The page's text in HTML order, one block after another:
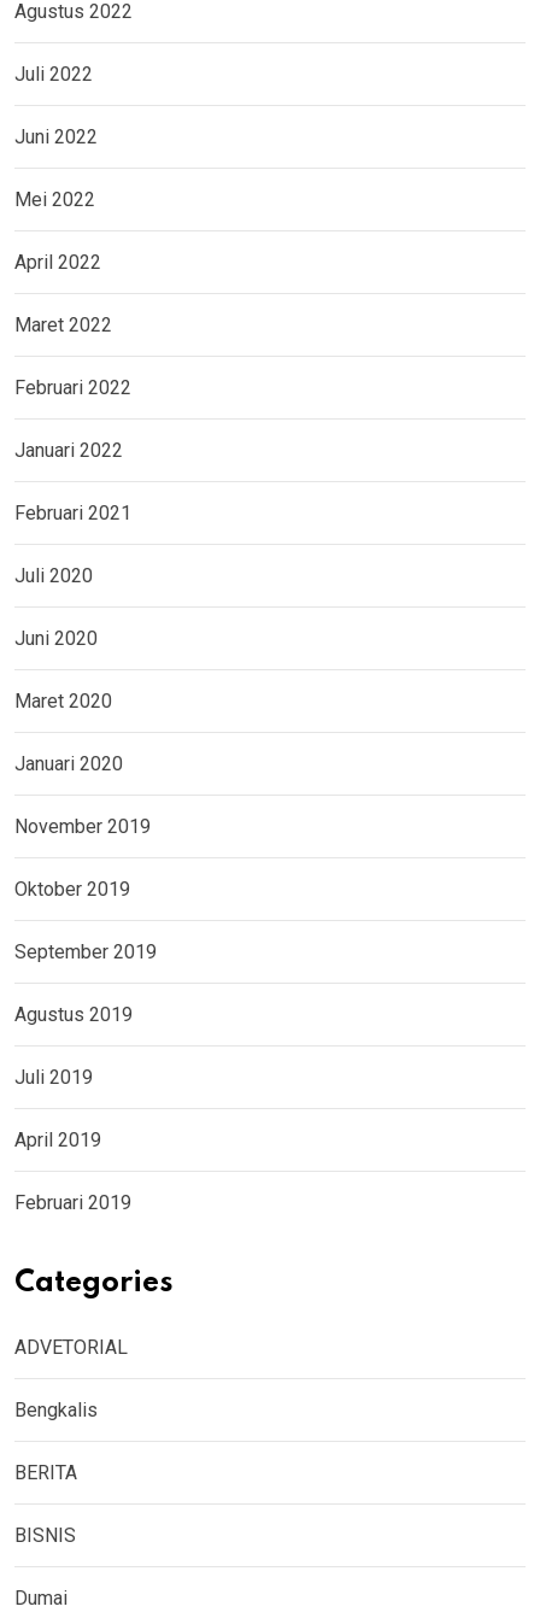
Agustus 2022
Juli 2022
Juni 2022
Mei 2022
April 2022
Maret 2022
Februari 2022
Januari 2022
Februari 2021
Juli 2020
Juni 2020
Maret 2020
Januari 2020
November 2019
Oktober 2019
September 2019
Agustus 2019
Juli 2019
April 2019
Februari 2019
Categories
ADVETORIAL
Bengkalis
BERITA
BISNIS
Dumai